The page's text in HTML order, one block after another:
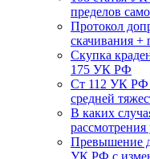
пределов
Протокол
скачивания +
Скупка
175 УК РФ
Ст 112 УК
средней
В каких
рассмотрения
Превышение
УК РФ с